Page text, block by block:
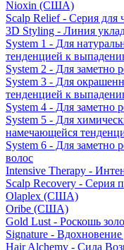
Nioxin (США)
Scalp Relief - Серия для
3D Styling - Линия
System 1 - Для
тенденцией к
System 2 - Для заметно
System 3 - Для
тенденцией к
System 4 - Для
System 5 - Для
намечающейся
System 6 - Для заметно
волос
Intensive Therapy -
Scalp Recovery - Серия
Olaplex (США)
Oribe (США)
Gold Lust - Роскошь
Signature - Вдохновение
Hair Alchemy - Сила